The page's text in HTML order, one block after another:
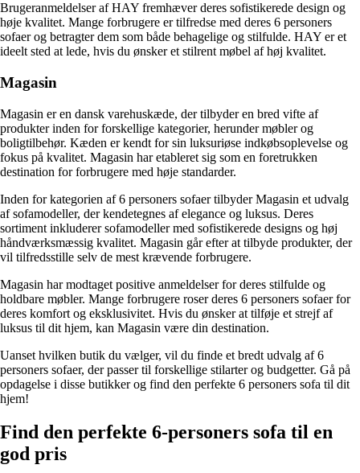
Brugeranmeldelser af HAY fremhæver deres sofistikerede design og
høje kvalitet. Mange forbrugere er tilfredse med deres 6 personers
sofaer og betragter dem som både behagelige og stilfulde. HAY er et
ideelt sted at lede, hvis du ønsker et stilrent møbel af høj kvalitet.
Magasin
Magasin er en dansk varehuskæde, der tilbyder en bred vifte af
produkter inden for forskellige kategorier, herunder møbler og
boligtilbehør. Kæden er kendt for sin luksuriøse indkøbsoplevelse og
fokus på kvalitet. Magasin har etableret sig som en foretrukken
destination for forbrugere med høje standarder.
Inden for kategorien af 6 personers sofaer tilbyder Magasin et udvalg
af sofamodeller, der kendetegnes af elegance og luksus. Deres
sortiment inkluderer sofamodeller med sofistikerede designs og høj
håndværksmæssig kvalitet. Magasin går efter at tilbyde produkter, der
vil tilfredsstille selv de mest krævende forbrugere.
Magasin har modtaget positive anmeldelser for deres stilfulde og
holdbare møbler. Mange forbrugere roser deres 6 personers sofaer for
deres komfort og eksklusivitet. Hvis du ønsker at tilføje et strejf af
luksus til dit hjem, kan Magasin være din destination.
Uanset hvilken butik du vælger, vil du finde et bredt udvalg af 6
personers sofaer, der passer til forskellige stilarter og budgetter. Gå på
opdagelse i disse butikker og find den perfekte 6 personers sofa til dit
hjem!
Find den perfekte 6-personers sofa til en
god pris